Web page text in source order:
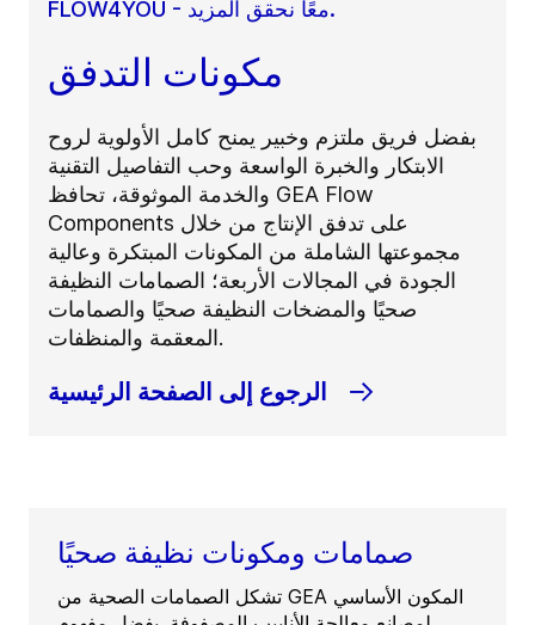
FLOW4YOU - معًا نحقق المزيد.
مكونات التدفق
بفضل فريق ملتزم وخبير يمنح كامل الأولوية لروح
الابتكار والخبرة الواسعة وحب التفاصيل التقنية
والخدمة الموثوقة، تحافظ GEA Flow
Components على تدفق الإنتاج من خلال
مجموعتها الشاملة من المكونات المبتكرة وعالية
الجودة في المجالات الأربعة؛ الصمامات النظيفة
صحيًا والمضخات النظيفة صحيًا والصمامات
المعقمة والمنظفات.
الرجوع إلى الصفحة الرئيسية
صمامات ومكونات نظيفة صحيًا
تشكل الصمامات الصحية من GEA المكون الأساسي